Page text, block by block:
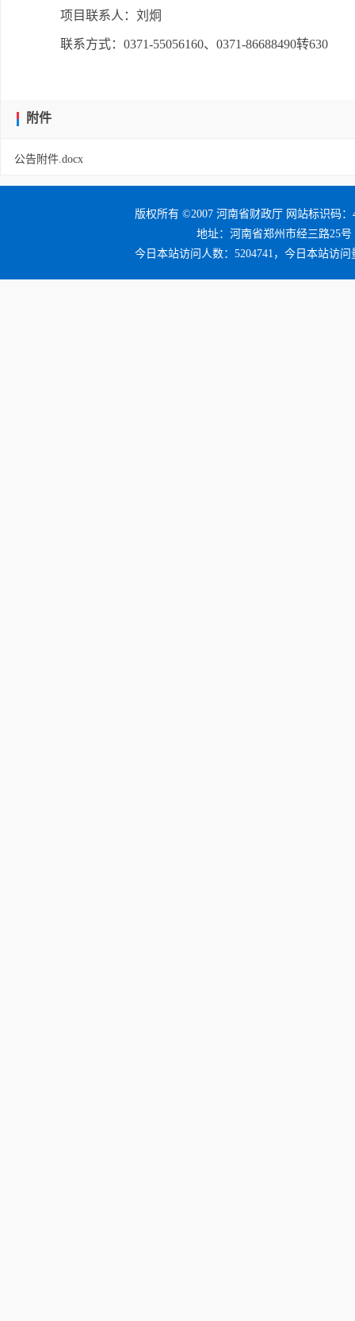
项目联系人：刘炯
联系方式：0371-55056160、0371-86688490转630
附件
公告附件.docx
版权所有 ©2007 河南省财政厅 网站标识码：
地址：河南省郑州市经三路25号
今日本站访问人数：5204741，今日本站访问